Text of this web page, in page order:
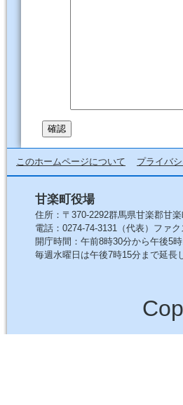
このホームページについて プライバ
甘楽町役場
住所：〒370-2292群馬県甘楽郡甘
電話：0274-74-3131（代表）ファ
開庁時間：午前8時30分から午後5
毎週水曜日は午後7時15分まで延長